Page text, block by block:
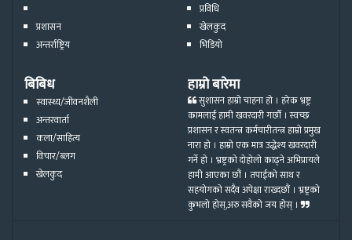
प्रशासन
अन्तर्राष्ट्रिय
प्रविधि
खेलकुद
भिडियो
बिबिध
स्वास्थ्य/जीवनशैली
अन्तरवार्ता
कला/साहित्य
विचार/ब्लग
खेलकुद
हाम्रो बारेमा
सुशासन हाम्रो चाहना हो । हरेक भ्रष्ट्र
कामलाई हामी खवरदारी गर्छौ । स्वच्छ
प्रशासन र स्वतन्त्र कर्मचारीतन्त्र हाम्रो प्रमुख
नारा हो । हाम्रो एक मात्र उद्धेश्य खवरदारी
गर्ने हो । भ्रष्ट्रको दोहोलो काढ्ने अभिप्रायले
हामी आएका छौं । तपाईको साथ र
सहयोगको सदैव अपेक्षा राख्दछौं । भ्रष्ट्रको
कुभलो होस्,अरु सवैको जय होस् ।